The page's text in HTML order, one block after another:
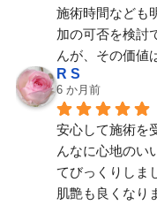
施術時間なども
加の可否を検討
んが、その価値
R S
6 か月前
安心して施術を
んなに心地のい
てびっくりしま
肌艶も良くなり